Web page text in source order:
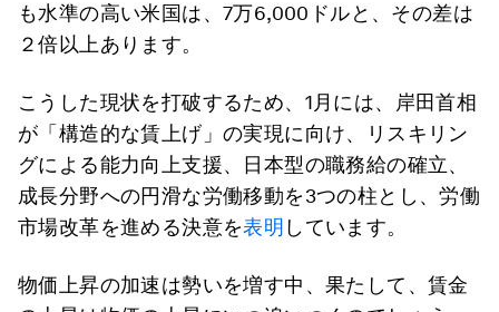
も水準の高い米国は、7万6,000ドルと、その差は
２倍以上あります。
こうした現状を打破するため、1月には、岸田首相
が「構造的な賃上げ」の実現に向け、リスキリン
グによる能力向上支援、日本型の職務給の確立、
成長分野への円滑な労働移動を3つの柱とし、労働
市場改革を進める決意を表明 しています。
物価上昇の加速は勢いを増す中、果たして、賃金